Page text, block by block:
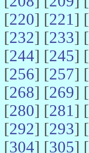
[220] [221] [
[232] [233] [
[244] [245] [
[256] [257] [
[268] [269] [
[280] [281] [
[292] [293] [
[304] [305] [